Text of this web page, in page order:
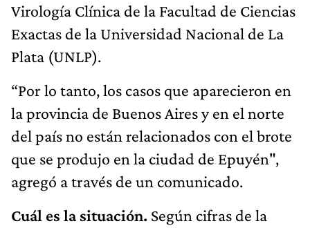
Virología Clínica de la Facultad de Ciencias
Exactas de la Universidad Nacional de La
Plata (UNLP).
“Por lo tanto, los casos que aparecieron en
la provincia de Buenos Aires y en el norte
del país no están relacionados con el brote
que se produjo en la ciudad de Epuyén",
agregó a través de un comunicado.
Cuál es la situación. Según cifras de la